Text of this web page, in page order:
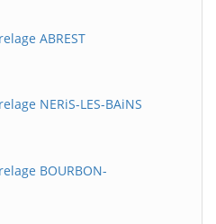
ABREST
NERiS-LES-BAiNS
BOURBON-